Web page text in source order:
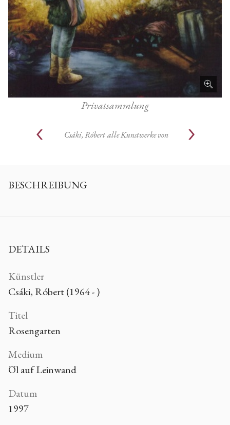
Privatsammlung
Csáki, Róbert alle Kunstwerke von
BESCHREIBUNG
DETAILS
Künstler
Csáki, Róbert (1964 - )
Titel
Rosengarten
Medium
Öl auf Leinwand
Datum
1997